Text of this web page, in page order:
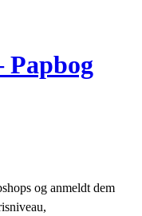
Papbog
og anmeldt dem